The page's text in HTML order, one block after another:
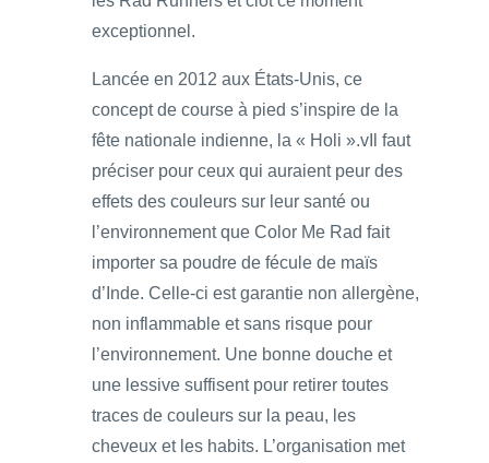
exceptionnel.
Lancée en 2012 aux États-Unis, ce
concept de course à pied s’inspire de la
fête nationale indienne, la « Holi ».vIl faut
préciser pour ceux qui auraient peur des
effets des couleurs sur leur santé ou
l’environnement que Color Me Rad fait
importer sa poudre de fécule de maïs
d’Inde. Celle-ci est garantie non allergène,
non inflammable et sans risque pour
l’environnement. Une bonne douche et
une lessive suffisent pour retirer toutes
traces de couleurs sur la peau, les
cheveux et les habits. L’organisation met